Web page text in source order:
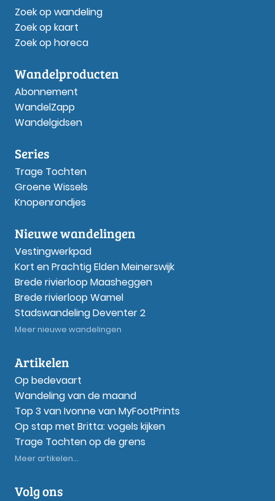
Zoek op wandeling
Zoek op kaart
Zoek op horeca
Wandelproducten
Abonnement
WandelZapp
Wandelgidsen
Series
Trage Tochten
Groene Wissels
Knopenrondjes
Nieuwe wandelingen
Vestingwerkpad
Kort en Prachtig Elden Meinerswijk
Brede rivierloop Maasheggen
Brede rivierloop Wamel
Stadswandeling Deventer 2
Meer nieuwe wandelingen
Artikelen
Op bedevaart
Wandeling van de maand
Top 3 van Ivonne van MyFootPrints
Op stap met Britta: vogels kijken
Trage Tochten op de grens
Meer artikelen...
Volg ons